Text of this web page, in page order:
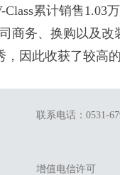
累计销售1.03
商务、换购以及
因此收获了较高
联系电话：0531-
增值电信许可